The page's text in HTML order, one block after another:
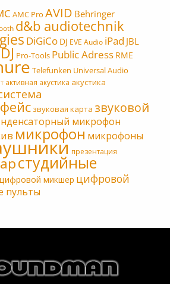
AMC Pro AVID Behringer
d&b audiotechnik
DiGiCo DJ EVE Audio iPad JBL
Pro-Tools Public Adress RME
Telefunken Universal Audio
активная акустика акустика
звуковая карта звуковой
микрофон
микрофон микрофоны
презентация
студийные
цифровой микшер цифровой
пульты